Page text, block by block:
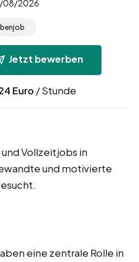
08/2026
Jetzt bewerben
Euro / Stunde
Vollzeitjobs in
und motivierte
eine zentrale Rolle in